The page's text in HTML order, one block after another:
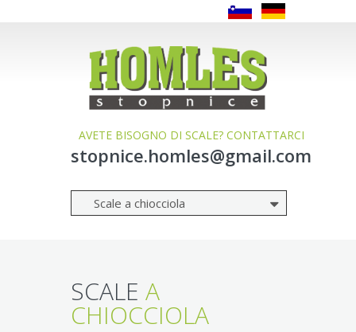
AVETE BISOGNO DI SCALE? CONTATTARCI
stopnice.homles@gmail.com
SCALE A
CHIOCCIOLA